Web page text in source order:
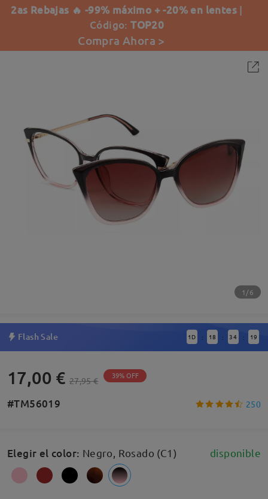
2as Rebajas 🔥 -99% máximo + -20% en lentes |
Código:TOP20
Compra Ahora >
1/6
Flash Sale 1 D : 18 : 34 : 18
17,00 € 27,95 € 39% OFF
#TM56019 250
Elegir el color: Negro, Rosado (C1) disponible